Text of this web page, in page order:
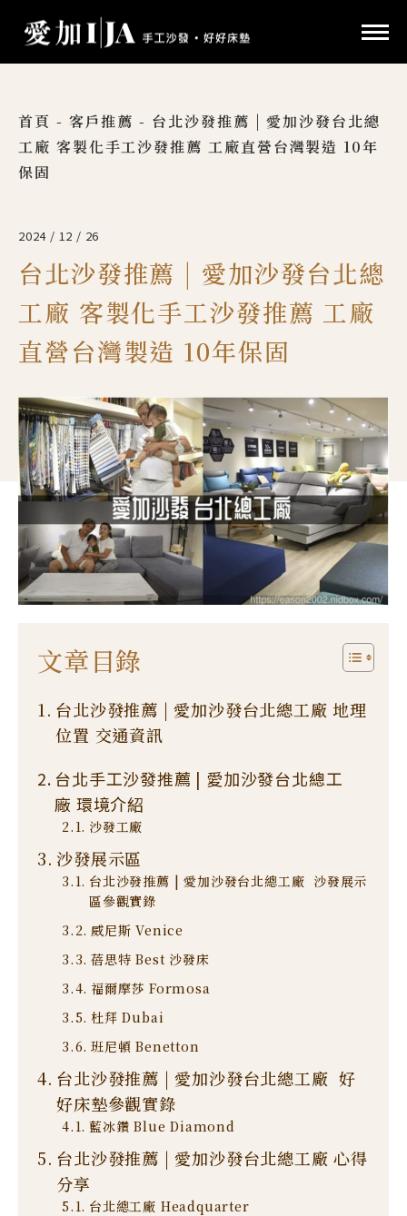
首頁 - 客戶推薦 - 台北沙發推薦 | 愛加沙發台北總
工廠 客製化手工沙發推薦 工廠直營台灣製造 10年
保固
2024 / 12 / 26
台北沙發推薦 | 愛加沙發台北總
工廠 客製化手工沙發推薦 工廠
直營台灣製造 10年保固
文章目錄
台北沙發推薦 | 愛加沙發台北總工廠 地理
位置 交通資訊
台北手工沙發推薦 | 愛加沙發台北總工
廠 環境介紹
沙發工廠
沙發展示區
台北沙發推薦 | 愛加沙發台北總工廠 沙發展示
區參觀實錄
威尼斯 Venice
蓓思特 Best 沙發床
福爾摩莎 Formosa
杜拜 Dubai
班尼頓 Benetton
台北沙發推薦 | 愛加沙發台北總工廠 好
好床墊參觀實錄
藍冰鑽 Blue Diamond
台北沙發推薦 | 愛加沙發台北總工廠 心得
分享
台北總工廠 Headquarter